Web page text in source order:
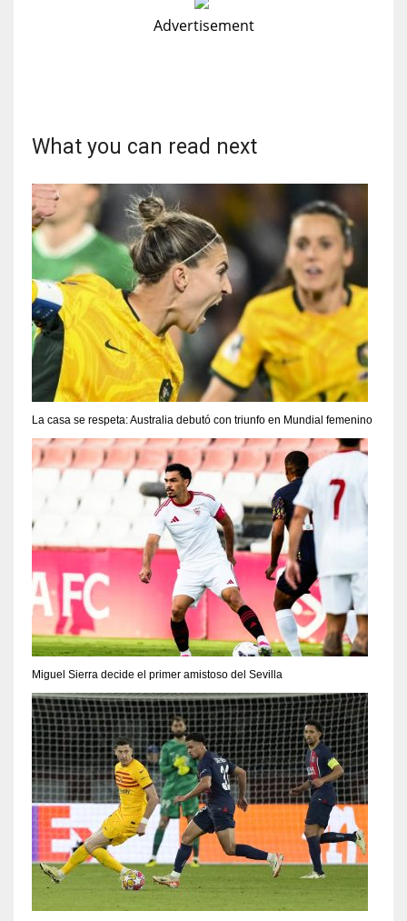
Advertisement
What you can read next
La casa se respeta: Australia debutó con triunfo en Mundial femenino
Miguel Sierra decide el primer amistoso del Sevilla